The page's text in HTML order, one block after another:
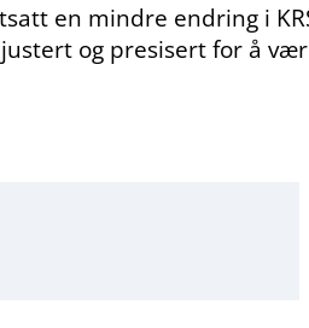
en mindre endring i
og presisert for å